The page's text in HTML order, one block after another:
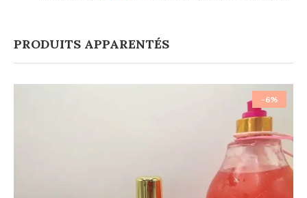
PRODUITS APPARENTÉS
-6%